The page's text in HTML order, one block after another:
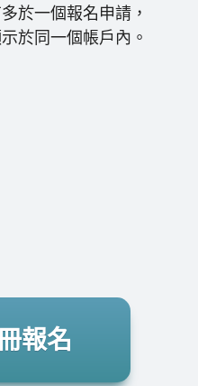
於一個報名申請，
於同一個帳戶內。
報名